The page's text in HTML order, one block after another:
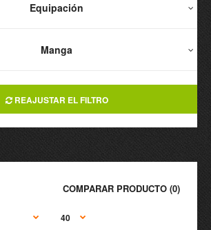
Equipación
Manga
REAJUSTAR EL FILTRO
COMPARAR PRODUCTO (0)